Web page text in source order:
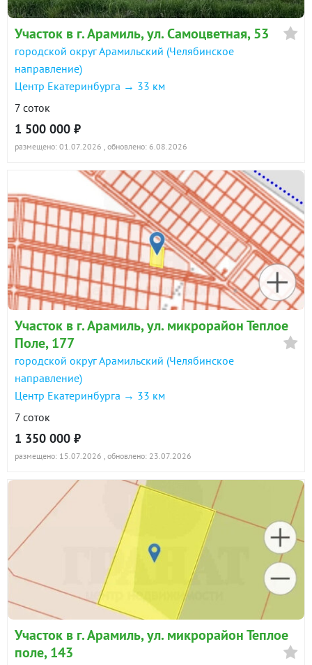
Участок в г. Арамиль, ул. Самоцветная, 53
городской округ Арамильский (Челябинское
направление)
Центр Екатеринбурга → 33 км
7 соток
1 500 000 ₽
размещено: 01.07.2026 , обновлено: 6.08.2026
Участок в г. Арамиль, ул. микрорайон Теплое
Поле, 177
городской округ Арамильский (Челябинское
направление)
Центр Екатеринбурга → 33 км
7 соток
1 350 000 ₽
размещено: 15.07.2026 , обновлено: 23.07.2026
Участок в г. Арамиль, ул. микрорайон Теплое
поле, 143